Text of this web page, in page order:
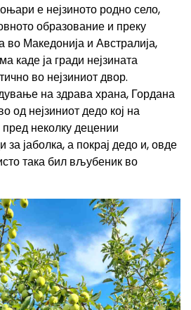
е нејзиното родно село,
образование и преку
во Македонија и Австралија,
каде ја гради нејзината
во нејзиниот двор.
на здрава храна, Гордана
од нејзиниот дедо кој на
неколку децении
јаболка, а покрај дедо и, овде
така бил вљубеник во